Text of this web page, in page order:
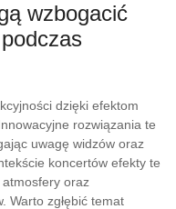
wzbogacić
dzięki efektom
rozwiązania te
uwagę widzów oraz
koncertów efekty te
oraz
Warto zgłębić temat